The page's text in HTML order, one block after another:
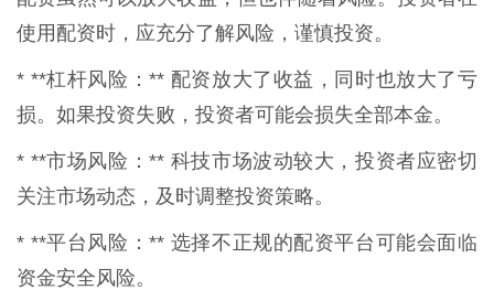
使用配资时，应充分了解风险，谨慎投资。
* **杠杆风险：** 配资放大了收益，同时也放大了亏
损。如果投资失败，投资者可能会损失全部本金。
* **市场风险：** 科技市场波动较大，投资者应密切
关注市场动态，及时调整投资策略。
* **平台风险：** 选择不正规的配资平台可能会面临
资金安全风险。